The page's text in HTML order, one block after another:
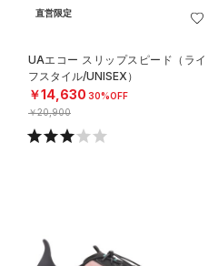
直営限定
UAエコー スリップスピード（ライ
フスタイル/UNISEX）
￥14,630 30%OFF
￥20,900